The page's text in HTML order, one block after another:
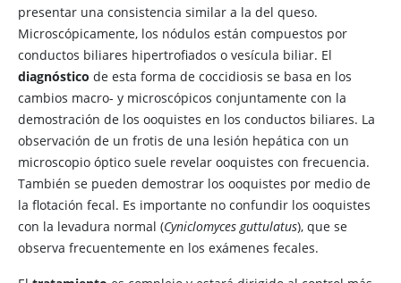
presentar una consistencia similar a la del queso.
Microscópicamente, los nódulos están compuestos por
conductos biliares hipertrofiados o vesícula biliar. El
diagnóstico de esta forma de coccidiosis se basa en los
cambios macro- y microscópicos conjuntamente con la
demostración de los ooquistes en los conductos biliares. La
observación de un frotis de una lesión hepática con un
microscopio óptico suele revelar ooquistes con frecuencia.
También se pueden demostrar los ooquistes por medio de
la flotación fecal. Es importante no confundir los ooquistes
con la levadura normal (Cyniclomyces guttulatus), que se
observa frecuentemente en los exámenes fecales.